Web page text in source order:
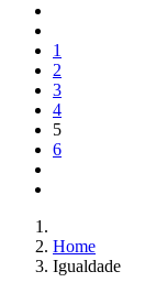
1
2
3
4
5
6
Home
Igualdade